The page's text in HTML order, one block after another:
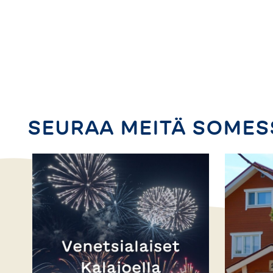
SEURAA MEITÄ